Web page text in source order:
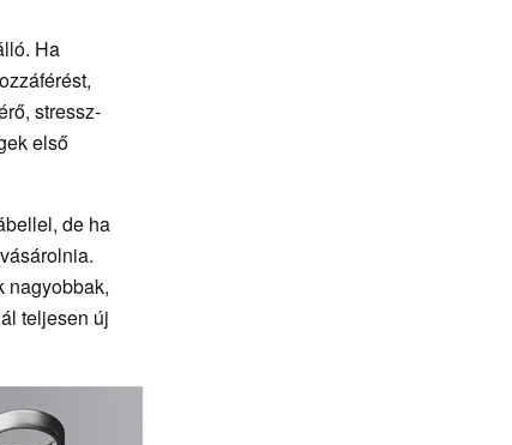
Ha
stressz-
első
de ha
nagyobbak,
teljesen új